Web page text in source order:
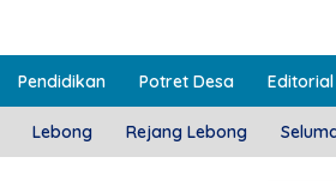
Pendidikan Potret Desa Editorial
Lebong Rejang Lebong